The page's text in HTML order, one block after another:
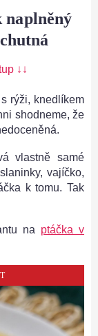
naplněný
↓↓
s rýži, knedlíkem
shodneme, že
vlastně samé
vajíčko,
k tomu. Tak
na ptáčka v